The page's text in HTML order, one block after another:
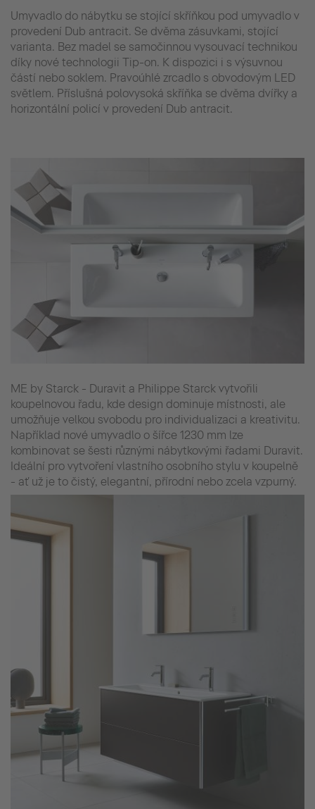
Umyvadlo do nábytku se stojící skříňkou pod umyvadlo v
provedení Dub antracit. Se dvěma zásuvkami, stojící
varianta. Bez madel se samočinnou vysouvací technikou
díky nové technologii Tip-on. K dispozici i s výsuvnou
částí nebo soklem. Pravoúhlé zrcadlo s obvodovým LED
světlem. Příslušná polovysoká skříňka se dvěma dvířky a
horizontální policí v provedení Dub antracit.
ME by Starck - Duravit a Philippe Starck vytvořili
koupelnovou řadu, kde design dominuje místnosti, ale
umožňuje velkou svobodu pro individualizaci a kreativitu.
Například nové umyvadlo o šířce 1230 mm lze
kombinovat se šesti různými nábytkovými řadami Duravit.
Ideální pro vytvoření vlastního osobního stylu v koupelně
- ať už je to čistý, elegantní, přírodní nebo zcela vzpurný.